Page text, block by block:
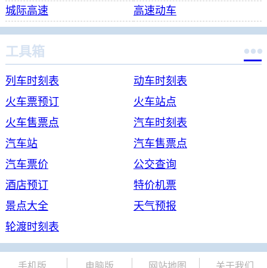
城际高速
高速动车
工具箱 
列车时刻表
动车时刻表
火车票预订
火车站点
火车售票点
汽车时刻表
汽车站
汽车售票点
汽车票价
公交查询
酒店预订
特价机票
景点大全
天气预报
轮渡时刻表
手机版 电脑版 网站地图 关于我们